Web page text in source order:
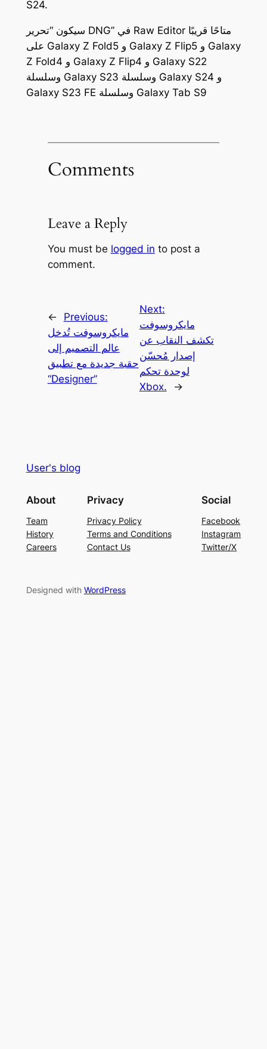
S24.
سيكون “تحرير DNG” في Raw Editor متاحًا قريبًا
على Galaxy Z Fold5 و Galaxy Z Flip5 و Galaxy
Z Fold4 و Galaxy Z Flip4 و Galaxy S22
وسلسلة Galaxy S23 وسلسلة Galaxy S24 و
Galaxy S23 FE وسلسلة Galaxy Tab S9
Comments
Leave a Reply
You must be logged in to post a
comment.
←
Previous:
مايكروسوفت تُدخل
عالم التصميم إلى
حقبة جديدة مع تطبيق
“Designer”
Next:
مايكروسوفت
تكشف النقاب عن
إصدار مُحسّن
لوحدة تحكم
Xbox.
→
User's blog
About
Team
History
Careers
Privacy
Privacy Policy
Terms and Conditions
Contact Us
Social
Facebook
Instagram
Twitter/X
Designed with WordPress